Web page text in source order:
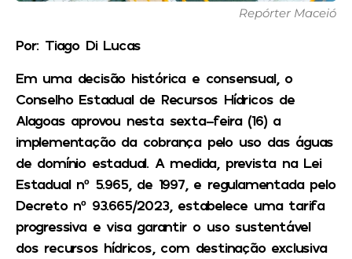
Repórter Maceió
Por: Tiago Di Lucas
Em uma decisão histórica e consensual, o
Conselho Estadual de Recursos Hídricos de
Alagoas aprovou nesta sexta-feira (16) a
implementação da cobrança pelo uso das águas
de domínio estadual. A medida, prevista na Lei
Estadual nº 5.965, de 1997, e regulamentada pelo
Decreto nº 93.665/2023, estabelece uma tarifa
progressiva e visa garantir o uso sustentável
dos recursos hídricos, com destinação exclusiva